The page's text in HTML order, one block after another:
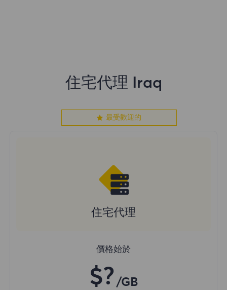
住宅代理 Iraq
最受歡迎的
住宅代理
價格始於
$? /GB